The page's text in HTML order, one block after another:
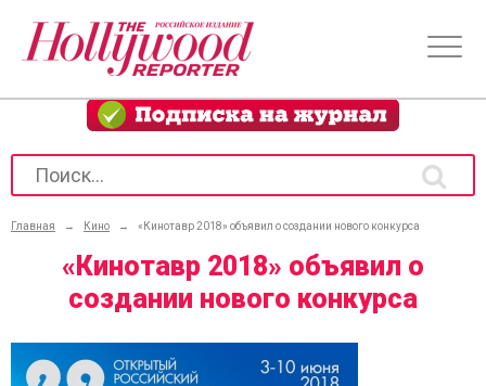
Главная → Кино → «Кинотавр 2018» объявил о создании нового конкурса
«Кинотавр 2018» объявил о
создании нового конкурса